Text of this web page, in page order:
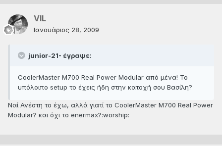
VIL
Ιανουάριος 28, 2009
junior-21- έγραψε:
CoolerMaster M700 Real Power Modular από μένα! Το
υπόλοιπο setup το έχεις ήδη στην κατοχή σου Βασίλη?
Nαί Ανέστη το έχω, αλλά γιατί το CoolerMaster M700 Real Power
Modular? και όχι το enermax?:worship: